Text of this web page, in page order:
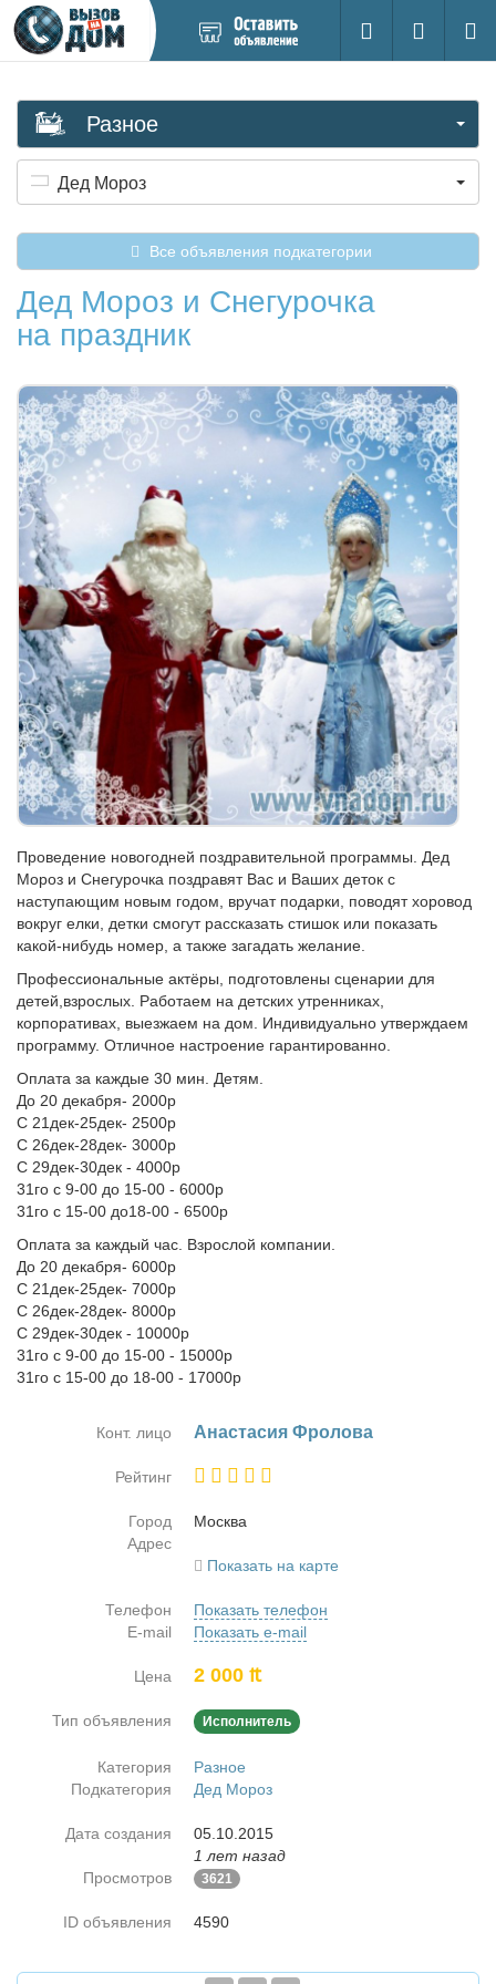
новое
Поиск
Вход на
Разное
Дед Мороз
Все объявления подкатегории
Дед Мороз и Снегурочка
на праздник
Проведение новогодней поздравительной программы. Дед
Мороз и Снегурочка поздравят Вас и Ваших деток с
наступающим новым годом, вручат подарки, поводят хоровод
вокруг елки, детки смогут рассказать стишок или показать
какой-нибудь номер, а также загадать желание.
Профессиональные актёры, подготовлены сценaрии для
детей,взрослых. Работаем на детских утренниках,
корпоративах, выезжаем на дом. Индивидуально утверждаем
программу. Отличное настроение гарантированно.
Оплата за каждые 30 мин. Детям.
До 20 декабря- 2000р
С 21дек-25дек- 2500р
С 26дек-28дек- 3000р
С 29дек-30дек - 4000р
31го с 9-00 до 15-00 - 6000р
31го с 15-00 до18-00 - 6500р
Оплата за каждый час. Взрослой компании.
До 20 декабря- 6000р
С 21дек-25дек- 7000р
С 26дек-28дек- 8000р
С 29дек-30дек - 10000р
31го с 9-00 до 15-00 - 15000р
31го с 15-00 до 18-00 - 17000р
Конт. лицо Ана­ста­сия Фро­ло­ва
Рейтинг
Город
Москва
Адрес
Показать на карте
Телефон
Показать телефон
E-mail
Показать e-mail
Цена 2 000 ₶
Тип объявления Исполнитель
Категория
Разное
Подкатегория
Дед Мороз
Дата создания
05.10.2015
1 лет назад
Просмотров
3621
ID объявления 4590